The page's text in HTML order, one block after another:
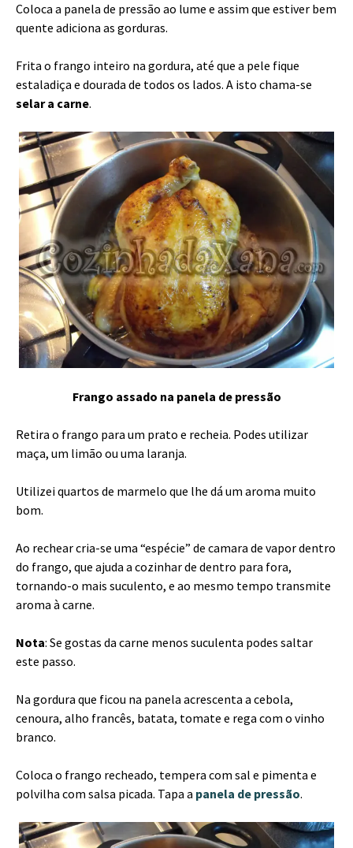
Coloca a panela de pressão ao lume e assim que estiver bem
quente adiciona as gorduras.
Frita o frango inteiro na gordura, até que a pele fique
estaladiça e dourada de todos os lados. A isto chama-se
selar a carne.
Frango assado na panela de pressão
Retira o frango para um prato e recheia. Podes utilizar
maça, um limão ou uma laranja.
Utilizei quartos de marmelo que lhe dá um aroma muito
bom.
Ao rechear cria-se uma “espécie” de camara de vapor dentro
do frango, que ajuda a cozinhar de dentro para fora,
tornando-o mais suculento, e ao mesmo tempo transmite
aroma à carne.
Nota: Se gostas da carne menos suculenta podes saltar
este passo.
Na gordura que ficou na panela acrescenta a cebola,
cenoura, alho francês, batata, tomate e rega com o vinho
branco.
Coloca o frango recheado, tempera com sal e pimenta e
polvilha com salsa picada. Tapa a panela de pressão.